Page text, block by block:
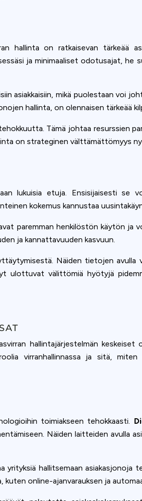
hallinta on ratkaisevan tärkeää
ja minimaaliset odotusajat,
mikä puolestaan voi
hallinta, on olennaisen tärkeää
Tämä johtaa resurssien
on strateginen välttämättömyys
lukuisia etuja. Ensisijaisesti se
kokemus kannustaa
paremman henkilöstön käytön ja
ja kannattavuuden kasvuun.
Näiden tietojen avulla
ulottuvat välittömiä hyötyjä
hallintajärjestelmän keskeiset
virranhallinnassa ja sitä,
toimiakseen tehokkaasti.
Näiden laitteiden avulla
hallitsemaan asiakasjonoja
kuten online-ajanvarauksen ja